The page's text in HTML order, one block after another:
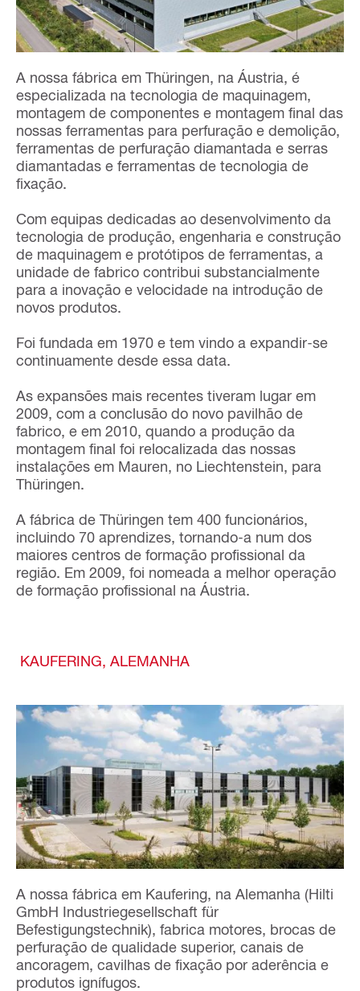
A nossa fábrica em Thüringen, na Áustria, é
especializada na tecnologia de maquinagem,
montagem de componentes e montagem final das
nossas ferramentas para perfuração e demolição,
ferramentas de perfuração diamantada e serras
diamantadas e ferramentas de tecnologia de
fixação.
Com equipas dedicadas ao desenvolvimento da
tecnologia de produção, engenharia e construção
de maquinagem e protótipos de ferramentas, a
unidade de fabrico contribui substancialmente
para a inovação e velocidade na introdução de
novos produtos.
Foi fundada em 1970 e tem vindo a expandir-se
continuamente desde essa data.
As expansões mais recentes tiveram lugar em
2009, com a conclusão do novo pavilhão de
fabrico, e em 2010, quando a produção da
montagem final foi relocalizada das nossas
instalações em Mauren, no Liechtenstein, para
Thüringen.
A fábrica de Thüringen tem 400 funcionários,
incluindo 70 aprendizes, tornando-a num dos
maiores centros de formação profissional da
região. Em 2009, foi nomeada a melhor operação
de formação profissional na Áustria.
KAUFERING, ALEMANHA
A nossa fábrica em Kaufering, na Alemanha (Hilti
GmbH Industriegesellschaft für
Befestigungstechnik), fabrica motores, brocas de
perfuração de qualidade superior, canais de
ancoragem, cavilhas de fixação por aderência e
produtos ignífugos.